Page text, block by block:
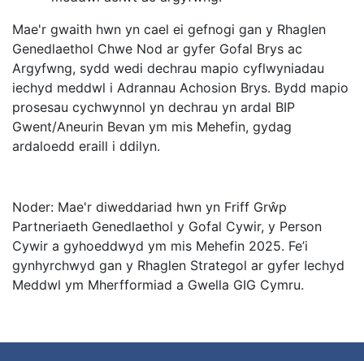
Mae'r gwaith hwn yn cael ei gefnogi gan y Rhaglen
Genedlaethol Chwe Nod ar gyfer Gofal Brys ac
Argyfwng, sydd wedi dechrau mapio cyflwyniadau
iechyd meddwl i Adrannau Achosion Brys. Bydd mapio
prosesau cychwynnol yn dechrau yn ardal BIP
Gwent/Aneurin Bevan ym mis Mehefin, gydag
ardaloedd eraill i ddilyn.
Noder: Mae'r diweddariad hwn yn Friff Grŵp
Partneriaeth Genedlaethol y Gofal Cywir, y Person
Cywir a gyhoeddwyd ym mis Mehefin 2025. Fe’i
gynhyrchwyd gan y Rhaglen Strategol ar gyfer Iechyd
Meddwl ym Mherfformiad a Gwella GIG Cymru.